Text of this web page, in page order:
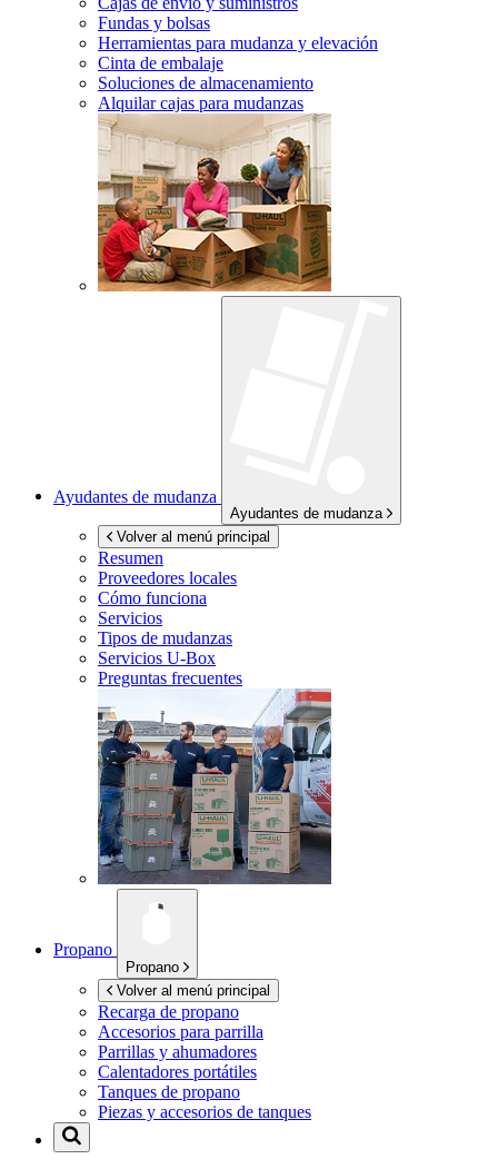
Fundas y bolsas
Herramientas para mudanza y elevación
Cinta de embalaje
Soluciones de almacenamiento
Alquilar cajas para mudanzas
Ayudantes de mudanza
Ayudantes de mudanza
Volver al menú principal
Resumen
Proveedores locales
Cómo funciona
Servicios
Tipos de mudanzas
Servicios U-Box
Preguntas frecuentes
Propano
Propano
Volver al menú principal
Recarga de propano
Accesorios para parrilla
Parrillas y ahumadores
Calentadores portátiles
Tanques de propano
Piezas y accesorios de tanques